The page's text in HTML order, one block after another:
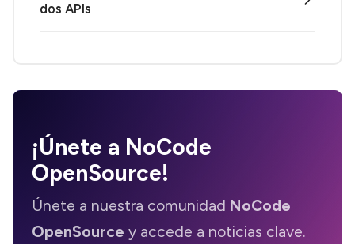
dos APIs
¡Únete a NoCode
OpenSource!
Únete a nuestra comunidad NoCode
OpenSource y accede a noticias clave.